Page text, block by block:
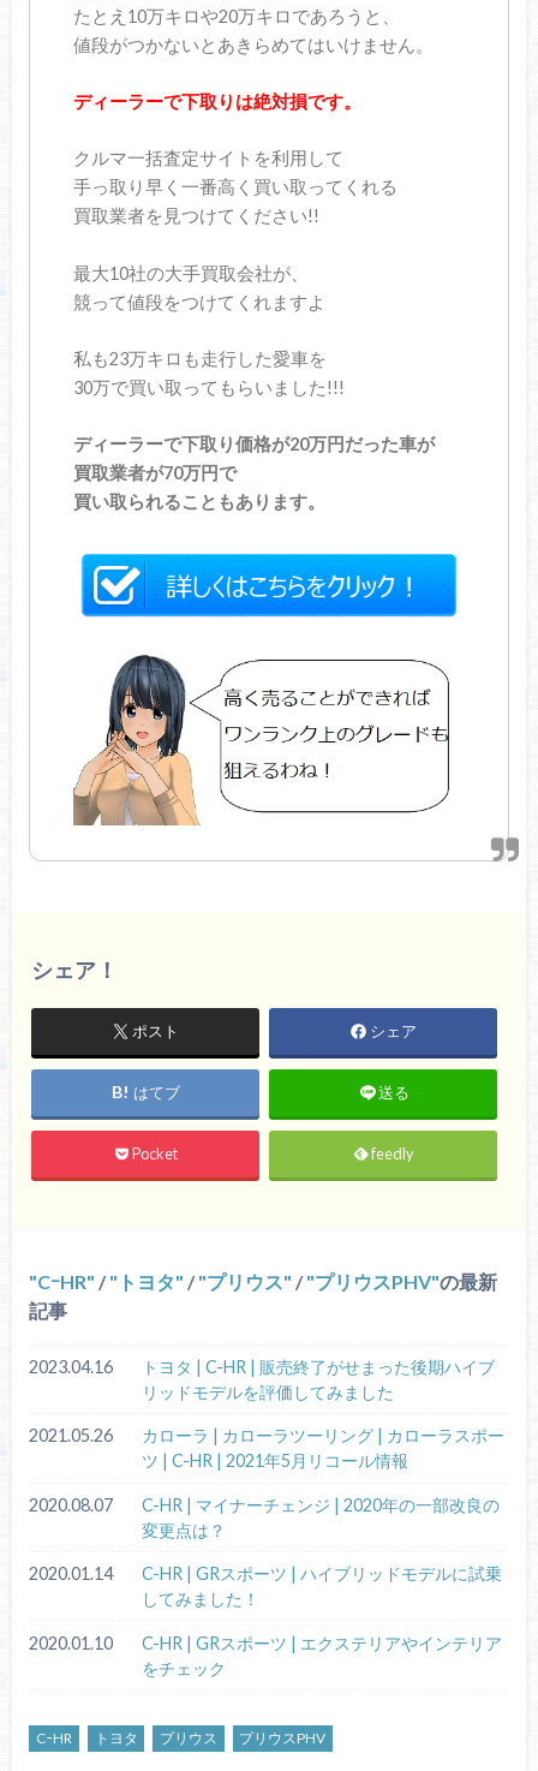
たとえ10万キロや20万キロであろうと、
値段がつかないとあきらめてはいけません。
ディーラーで下取りは絶対損です。
クルマ一括査定サイトを利用して
手っ取り早く一番高く買い取ってくれる
買取業者を見つけてください!!
最大10社の大手買取会社が、
競って値段をつけてくれますよ
私も23万キロも走行した愛車を
30万で買い取ってもらいました!!!
ディーラーで下取り価格が20万円だった車が
買取業者が70万円で
買い取られることもあります。
シェア！
ポスト シェア
はてブ 送る
Pocket feedly
CｰHR / トヨタ / プリウス / プリウスPHV の最新
記事
2023.04.16
トヨタ | C-HR | 販売終了がせまった後期ハイブ
リッドモデルを評価してみました
2021.05.26
カローラ | カローラツーリング | カローラスポー
ツ | C-HR | 2021年5月リコール情報
2020.08.07
C-HR | マイナーチェンジ | 2020年の一部改良の
変更点は？
2020.01.14
C-HR | GRスポーツ | ハイブリッドモデルに試乗
してみました！
2020.01.10
C-HR | GRスポーツ | エクステリアやインテリア
をチェック
CｰHR トヨタ プリウス プリウスPHV